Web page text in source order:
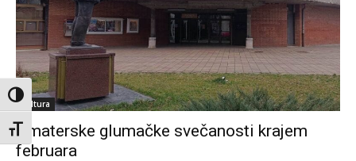
Toggle High Contrast
Toggle Font size
Kultura
Amaterske glumačke svečanosti krajem
februara